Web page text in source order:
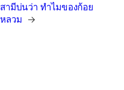
สามีบ่นว่า ทำไมของก้อย
หลวม →